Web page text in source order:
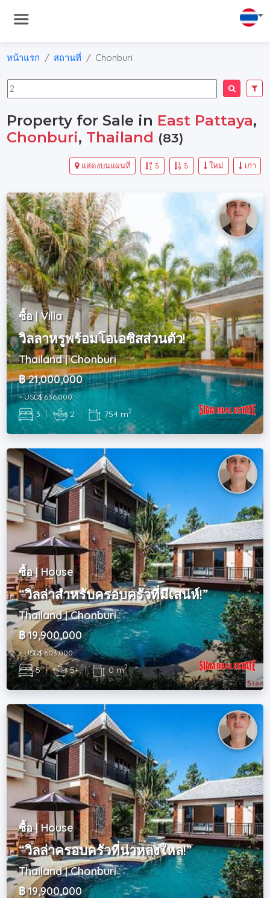
หน้าแรก สถานที่ Chonburi
Property for Sale in East Pattaya,
Chonburi, Thailand (83)
เก่า
ใหม่
$
$
แสดงบนแผนที่
ซื้อ | Villa
วิลลาหรูพร้อมโอเอซิสส่วนตัว!
Thailand | Chonburi
฿ 21,000,000
~ USD$ 636,000
3 | 2 | 754 m2
ซื้อ | House
“วิลล่าสำหรับครอบครัวที่มีเสน่ห์!”
Thailand | Chonburi
฿ 19,900,000
~ USD$ 603,000
5 | 5+ | 0 m2
ซื้อ | House
“วิลล่าครอบครัวที่น่าหลงใหล!”
Thailand | Chonburi
฿ 19,900,000